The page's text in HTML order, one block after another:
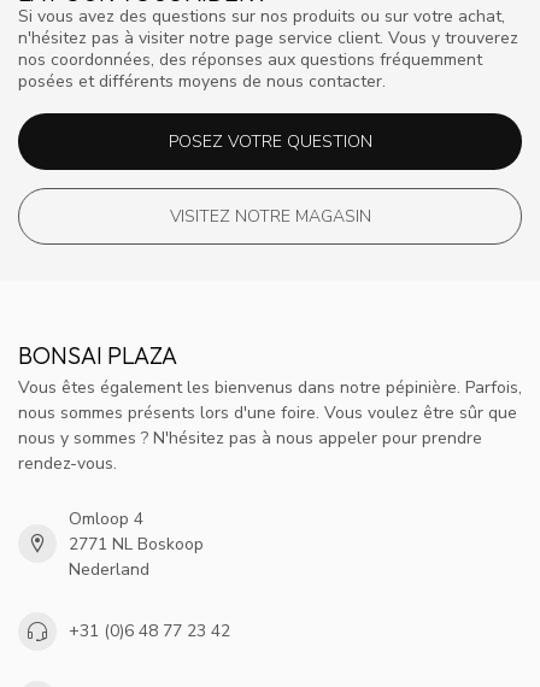
Si vous avez des questions sur nos produits ou sur votre achat,
n'hésitez pas à visiter notre page service client. Vous y trouverez
nos coordonnées, des réponses aux questions fréquemment
posées et différents moyens de nous contacter.
POSEZ VOTRE QUESTION
VISITEZ NOTRE MAGASIN
BONSAI PLAZA
Vous êtes également les bienvenus dans notre pépinière. Parfois,
nous sommes présents lors d'une foire. Vous voulez être sûr que
nous y sommes ? N'hésitez pas à nous appeler pour prendre
rendez-vous.
Omloop 4
2771 NL Boskoop
Nederland
+31 (0)6 48 77 23 42